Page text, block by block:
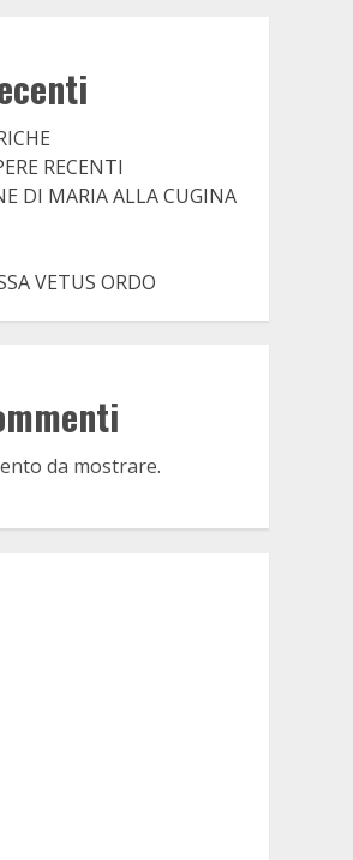
RECENTI
DI MARIA ALLA CUGINA
VETUS ORDO
da mostrare.